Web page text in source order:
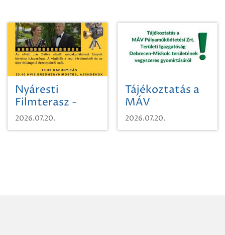
Nyáresti
Filmterasz -
Beugró a
Paradicsomba
2026.07.20.
Tájékoztatás a
MÁV
Pályaműködtetési
Zrt. Területi
2026.07.20.